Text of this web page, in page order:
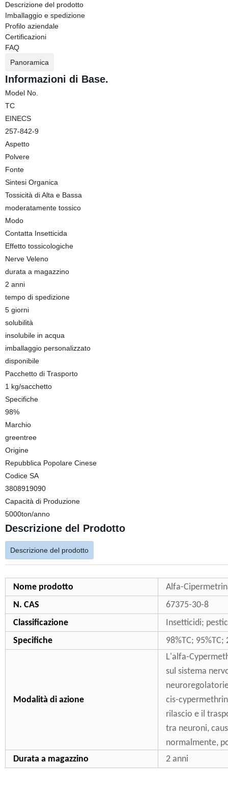
Descrizione del prodotto
Imballaggio e spedizione
Profilo aziendale
Certificazioni
FAQ
Panoramica
Informazioni di Base.
Model No.
TC
EINECS
257-842-9
Aspetto
Polvere
Fonte
Sintesi Organica
Tossicità di Alta e Bassa
moderatamente tossico
Modo
Contatta Insetticida
Effetto tossicologiche
Nerve Veleno
durata a magazzino
2 anni
tempo di spedizione
5 giorni
solubilità
insolubile in acqua
imballaggio personalizzato
disponibile
Pacchetto di Trasporto
1 kg/sacchetto
Specifiche
98%
Marchio
greentree
Origine
Repubblica Popolare Cinese
Codice SA
3808919090
Capacità di Produzione
5000ton/anno
Descrizione del Prodotto
Descrizione del prodotto
Nome prodotto
Alfa-
N. CAS
67375-30-8
Classificazione
Insetticidi;
Specifiche
98%TC; 95%TC;
Modalità di azione
L'alfa-
sul sistema
cis-
rilascio e il
tra neuroni,
normalmente,
Durata a magazzino
2 anni